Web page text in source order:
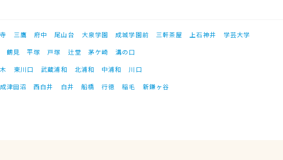
三鷹 府中 尾山台 大泉学園 成城学園前 三軒茶屋 上石神井
学芸大学
鶴見 平塚 戸塚 辻堂 茅ケ崎
溝の口
東川口 武蔵浦和 北浦和 中浦和
川口
津田沼 西白井 白井 船橋 行徳 稲毛 新鎌ヶ谷